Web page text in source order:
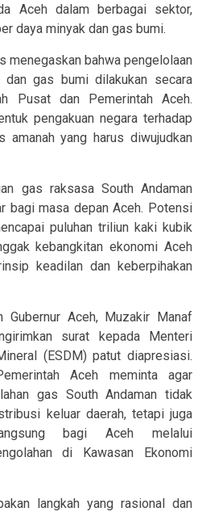
Aceh dalam berbagai sektor,
daya minyak dan gas bumi.
menegaskan bahwa pengelolaan
gas bumi dilakukan secara
Pusat dan Pemerintah Aceh.
pengakuan negara terhadap
amanah yang harus diwujudkan
gas raksasa South Andaman
bagi masa depan Aceh. Potensi
puluhan triliun kaki kubik
kebangkitan ekonomi Aceh
keadilan dan keberpihakan
Gubernur Aceh, Muzakir Manaf
surat kepada Menteri
(ESDM) patut diapresiasi.
Aceh meminta agar
gas South Andaman tidak
keluar daerah, tetapi juga
bagi Aceh melalui
di Kawasan Ekonomi
langkah yang rasional dan